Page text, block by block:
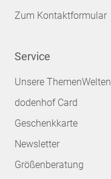
Zum Kontaktformular
Service
Unsere ThemenWelten
dodenhof Card
Geschenkkarte
Newsletter
Größenberatung